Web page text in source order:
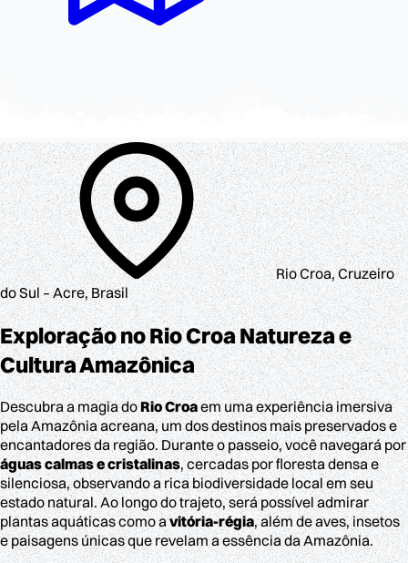
Rio Croa, Cruzeiro
do Sul – Acre, Brasil
Exploração no Rio CroaNatureza e
Cultura Amazônica
Descubra a magia doRio Croaem uma experiência imersiva
pela Amazônia acreana, um dos destinos mais preservados e
encantadores da região. Durante o passeio, você navegará por
águas calmas e cristalinas, cercadas por floresta densa e
silenciosa, observando a rica biodiversidade local em seu
estado natural. Ao longo do trajeto, será possível admirar
plantas aquáticas como avitória-régia, além de aves, insetos
e paisagens únicas que revelam a essência da Amazônia.